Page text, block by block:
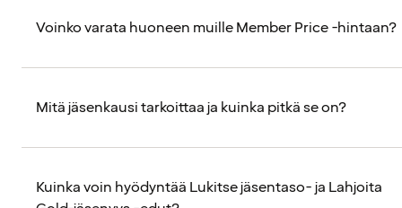
Voinko varata huoneen muille Member Price -hintaan?
Mitä jäsenkausi tarkoittaa ja kuinka pitkä se on?
Kuinka voin hyödyntää Lukitse jäsentaso- ja Lahjoita